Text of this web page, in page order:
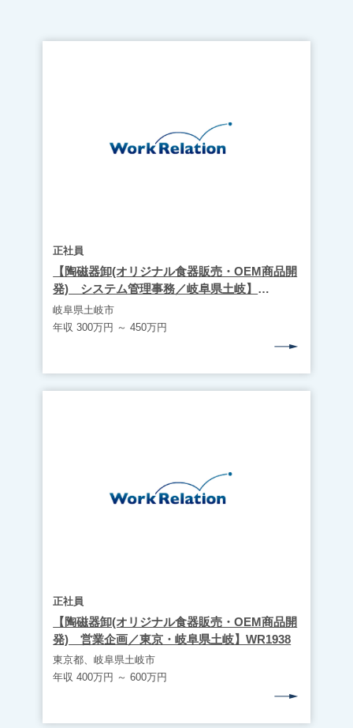
正社員
【陶磁器卸(オリジナル食器販売・OEM商品開
発) システム管理事務／岐阜県土岐】
WR1939
岐阜県土岐市
年収 300万円 ～ 450万円
正社員
【陶磁器卸(オリジナル食器販売・OEM商品開
発) 営業企画／東京・岐阜県土岐】WR1938
東京都、岐阜県土岐市
年収 400万円 ～ 600万円